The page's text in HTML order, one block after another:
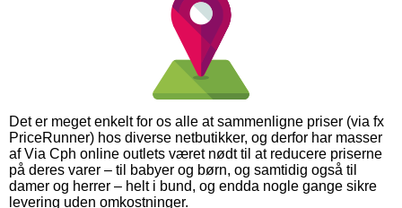
Det er meget enkelt for os alle at sammenligne priser (via fx
PriceRunner) hos diverse netbutikker, og derfor har masser
af Via Cph online outlets været nødt til at reducere priserne
på deres varer – til babyer og børn, og samtidig også til
damer og herrer – helt i bund, og endda nogle gange sikre
levering uden omkostninger.